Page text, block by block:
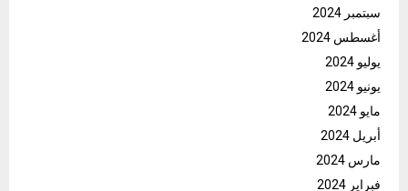
سبتمبر 2024
أغسطس 2024
يوليو 2024
يونيو 2024
مايو 2024
أبريل 2024
مارس 2024
فبراير 2024